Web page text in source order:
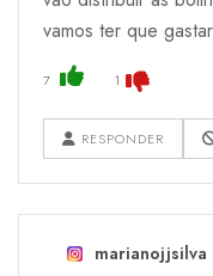
vamos ter que
7 1
RESPONDER
marianojjsilva